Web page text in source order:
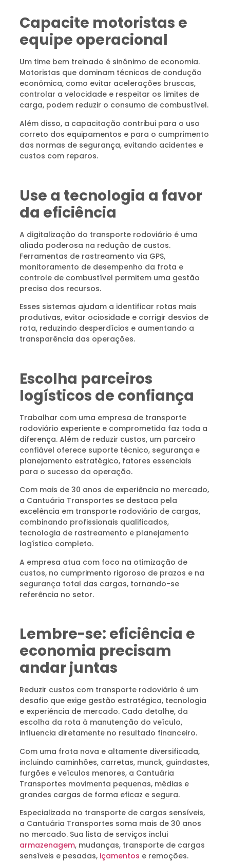
Capacite motoristas e
equipe operacional
Um time bem treinado é sinônimo de economia.
Motoristas que dominam técnicas de condução
econômica, como evitar acelerações bruscas,
controlar a velocidade e respeitar os limites de
carga, podem reduzir o consumo de combustível.
Além disso, a capacitação contribui para o uso
correto dos equipamentos e para o cumprimento
das normas de segurança, evitando acidentes e
custos com reparos.
Use a tecnologia a favor
da eficiência
A digitalização do transporte rodoviário é uma
aliada poderosa na redução de custos.
Ferramentas de rastreamento via GPS,
monitoramento de desempenho da frota e
controle de combustível permitem uma gestão
precisa dos recursos.
Esses sistemas ajudam a identificar rotas mais
produtivas, evitar ociosidade e corrigir desvios de
rota, reduzindo desperdícios e aumentando a
transparência das operações.
Escolha parceiros
logísticos de confiança
Trabalhar com uma empresa de transporte
rodoviário experiente e comprometida faz toda a
diferença. Além de reduzir custos, um parceiro
confiável oferece suporte técnico, segurança e
planejamento estratégico, fatores essenciais
para o sucesso da operação.
Com mais de 30 anos de experiência no mercado,
a Cantuária Transportes se destaca pela
excelência em transporte rodoviário de cargas,
combinando profissionais qualificados,
tecnologia de rastreamento e planejamento
logístico completo.
A empresa atua com foco na otimização de
custos, no cumprimento rigoroso de prazos e na
segurança total das cargas, tornando-se
referência no setor.
Lembre-se: eficiência e
economia precisam
andar juntas
Reduzir custos com transporte rodoviário é um
desafio que exige gestão estratégica, tecnologia
e experiência de mercado. Cada detalhe, da
escolha da rota à manutenção do veículo,
influencia diretamente no resultado financeiro.
Com uma frota nova e altamente diversificada,
incluindo caminhões, carretas, munck, guindastes,
furgões e veículos menores, a Cantuária
Transportes movimenta pequenas, médias e
grandes cargas de forma eficaz e segura.
Especializada no transporte de cargas sensíveis,
a Cantuária Transportes soma mais de 30 anos
no mercado. Sua lista de serviços inclui
armazenagem, mudanças, transporte de cargas
sensíveis e pesadas, içamentos e remoções.